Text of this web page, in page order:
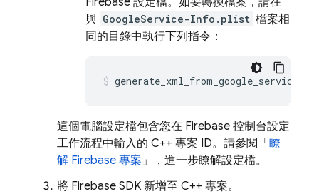
與 GoogleService-Info.plist 檔案相
同的目錄中執行下列指令：
這個電腦設定檔包含您在 Firebase 控制台設定
工作流程中輸入的 C++ 專案 ID。請參閱「 瞭
解 Firebase 專案」，進一步瞭解設定檔。
將 Firebase SDK 新增至 C++ 專案。